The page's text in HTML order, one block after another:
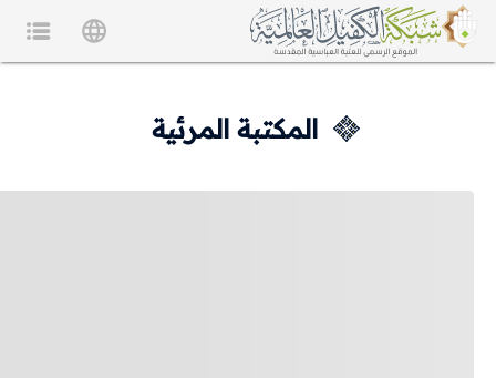
المكتبة المرئية